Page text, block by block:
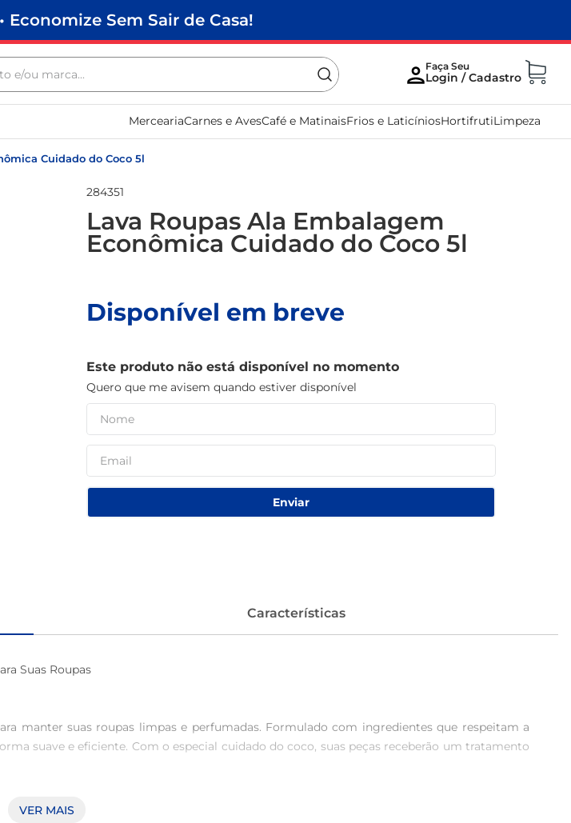
Economize Sem Sair de Casa!
e/ou marca...
MerceariaCarnes e AvesCafé e MatinaisFrios e LaticíniosHortifrutiLimpeza
Cuidado do Coco 5l
284351
Lava Roupas Ala Embalagem
Econômica Cuidado do Coco 5l
Disponível em breve
Este produto não está disponível no momento
Quero que me avisem quando estiver disponível
Enviar
Características
Suas Roupas
manter suas roupas limpas e perfumadas. Formulado com ingredientes que respeitam a
suave e eficiente. Com o especial cuidado do coco, suas peças receberão um tratamento
VER MAIS